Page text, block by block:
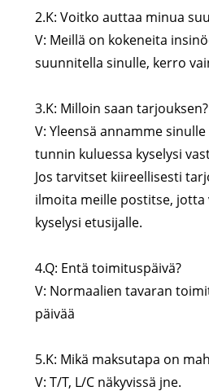
2.K: Voitko auttaa minua
V: Meillä on kokeneita
suunnitella sinulle, kerro
3.K: Milloin saan tarjouksen?
V: Yleensä annamme
tunnin kuluessa kyselysi
Jos tarvitset kiireellisesti
ilmoita meille postitse, jotta
kyselysi etusijalle.
4.Q: Entä toimituspäivä?
V: Normaalien tavaran
päivää
5.K: Mikä maksutapa on
V: T/T, L/C näkyvissä jne.